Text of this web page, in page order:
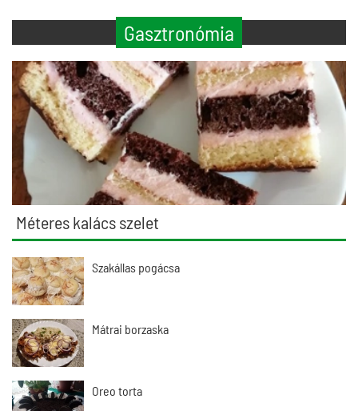
Gasztronómia
Méteres kalács szelet
Szakállas pogácsa
Mátrai borzaska
Oreo torta